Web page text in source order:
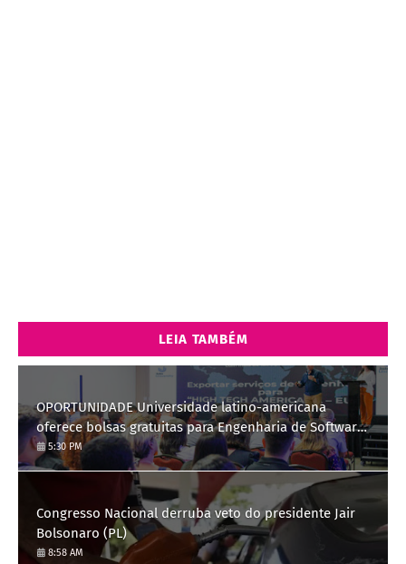
LEIA TAMBÉM
OPORTUNIDADE Universidade latino-americana
oferece bolsas gratuitas para Engenharia de Software;
saiba como se candidatar
5:30 PM
Congresso Nacional derruba veto do presidente Jair
Bolsonaro (PL)
8:58 AM